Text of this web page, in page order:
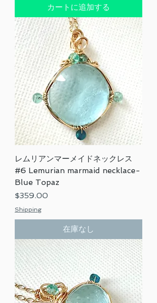
カートに追加する
レムリアンマーメイドネックレス
#6 Lemurian marmaid necklace-
Blue Topaz
価格
$359.00
Shipping
在庫なし